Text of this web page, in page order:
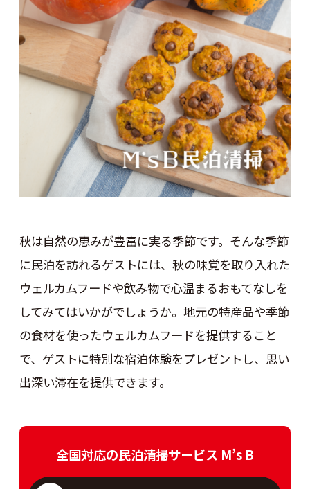
秋は自然の恵みが豊富に実る季節です。そんな季節
に民泊を訪れるゲストには、秋の味覚を取り入れた
ウェルカムフードや飲み物で心温まるおもてなしを
してみてはいかがでしょうか。地元の特産品や季節
の食材を使ったウェルカムフードを提供すること
で、ゲストに特別な宿泊体験をプレゼントし、思い
出深い滞在を提供できます。
全国対応の民泊清掃サービス M’s B